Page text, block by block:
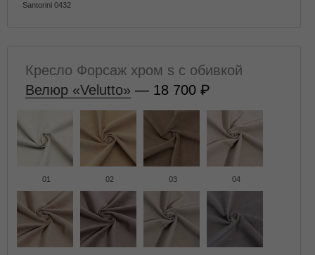
Santorini 0432
Кресло Форсаж хром s с обивкой
Велюр «Velutto» — 18 700
01 02 03 04